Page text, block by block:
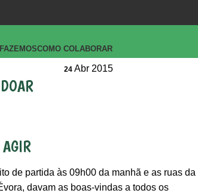
COMO COLABORAR
DOAR
AGIR
24 Abr 2015
de partida às 09h00 da manhã e as ruas da
davam as boas-vindas a todos os